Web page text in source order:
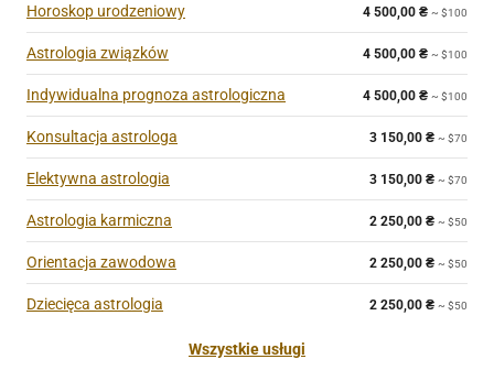
Horoskop urodzeniowy 4 500,00 ₴ ~ $100
Astrologia związków 4 500,00 ₴ ~ $100
Indywidualna prognoza astrologiczna 4 500,00 ₴ ~ $100
Konsultacja astrologa 3 150,00 ₴ ~ $70
Elektywna astrologia 3 150,00 ₴ ~ $70
Astrologia karmiczna 2 250,00 ₴ ~ $50
Orientacja zawodowa 2 250,00 ₴ ~ $50
Dziecięca astrologia 2 250,00 ₴ ~ $50
Wszystkie usługi